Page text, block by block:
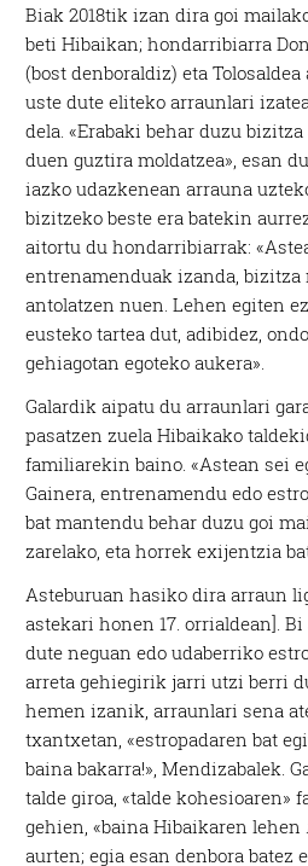
Biak 2018tik izan dira goi
beti Hibaikan; hondarribiarra
(bost denboraldiz) eta
uste dute eliteko arraunlari
dela. «Erabaki behar duzu
duen guztira moldatzea», esan
iazko udazkenean arrauna
bizitzeko beste era batekin
aitortu du hondarribiarrak:
entrenamenduak izanda, bizitza
antolatzen nuen. Lehen egiten
eusteko tartea dut, adibidez,
gehiagotan egoteko aukera».
Galardik aipatu du arraunlari
pasatzen zuela Hibaikako
familiarekin baino. «Astean sei
Gainera, entrenamendu edo
bat mantendu behar duzu goi
zarelako, eta horrek exijentzia
Asteburuan hasiko dira arraun
astekari honen 17. orrialdean].
dute neguan edo udaberriko
arreta gehiegirik jarri utzi berri
hemen izanik, arraunlari sena
txantxetan, «estropadaren bat
baina bakarra!», Mendizabalek.
talde giroa, «talde kohesioaren»
gehien, «baina Hibaikaren lehen
aurten; egia esan denbora batez